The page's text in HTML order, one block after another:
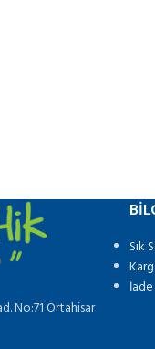
No:71 Ortahisar
Sık